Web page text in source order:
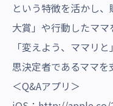
という特徴を活かし
大賞」や行動したマ
「変えよう、ママリ
思決定者であるママを
＜Q&Aアプリ＞